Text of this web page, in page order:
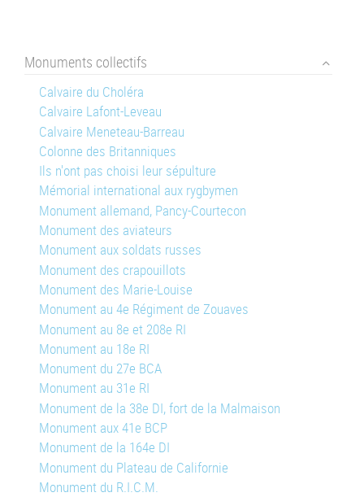
Monuments collectifs
Calvaire du Choléra
Calvaire Lafont-Leveau
Calvaire Meneteau-Barreau
Colonne des Britanniques
Ils n'ont pas choisi leur sépulture
Mémorial international aux rygbymen
Monument allemand, Pancy-Courtecon
Monument des aviateurs
Monument aux soldats russes
Monument des crapouillots
Monument des Marie-Louise
Monument au 4e Régiment de Zouaves
Monument au 8e et 208e RI
Monument au 18e RI
Monument du 27e BCA
Monument au 31e RI
Monument de la 38e DI, fort de la Malmaison
Monument aux 41e BCP
Monument de la 164e DI
Monument du Plateau de Californie
Monument du R.I.C.M.